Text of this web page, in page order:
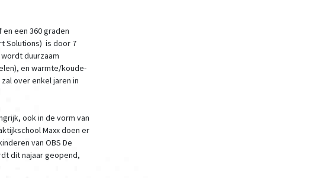
een 360 graden
Solutions) is door 7
duurzaam
en warmte/koude-
over enkel jaren in
ook in de vorm van
Maxx doen er
van OBS De
dit najaar geopend,